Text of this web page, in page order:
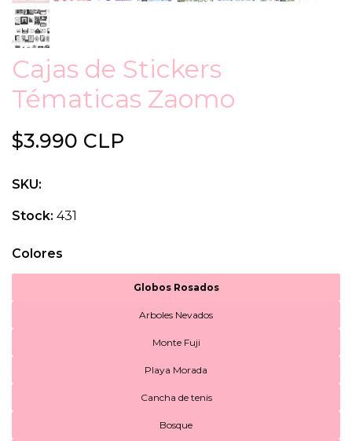
Cajas de Stickers
Tématicas Zaomo
$3.990 CLP
SKU:
Stock: 431
Colores
Globos Rosados
Arboles Nevados
Monte Fuji
Playa Morada
Cancha de tenis
Bosque